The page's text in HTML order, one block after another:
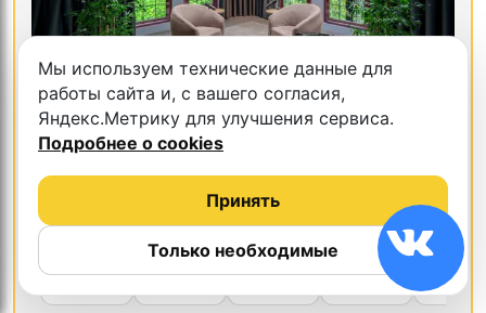
ХайФай
г. Москва, ул. Шереметьевская ул., 85с3, офис
405
Бутырская
чт, 23 июля
21:00
чт, 23
9:00
Мы используем технические данные для
работы сайта и, с вашего согласия,
Яндекс.Метрику для улучшения сервиса.
Подробнее о cookies
Только необходимые
Принять